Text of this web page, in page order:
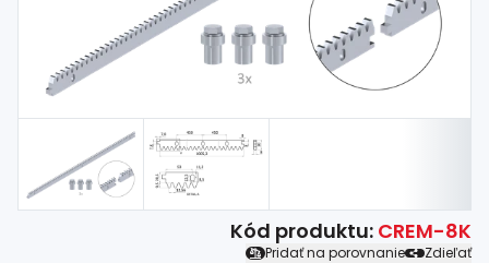
Kód produktu: CREM-8K
Pridať na porovnanie Zdieľať